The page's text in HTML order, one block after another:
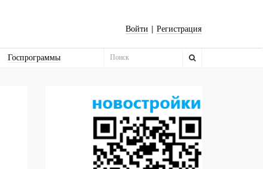
Войти | Регистрация
Госпрограммы